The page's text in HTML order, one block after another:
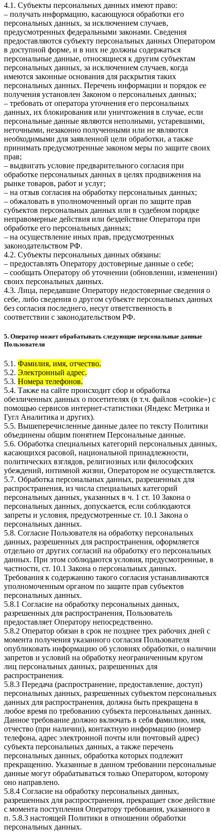
4.1. Субъекты персональных данных имеют право:
– получать информацию, касающуюся обработки его
персональных данных, за исключением случаев,
предусмотренных федеральными законами. Сведения
предоставляются субъекту персональных данных Оператором
в доступной форме, и в них не должны содержаться
персональные данные, относящиеся к другим субъектам
персональных данных, за исключением случаев, когда
имеются законные основания для раскрытия таких
персональных данных. Перечень информации и порядок ее
получения установлен Законом о персональных данных;
– требовать от оператора уточнения его персональных
данных, их блокирования или уничтожения в случае, если
персональные данные являются неполными, устаревшими,
неточными, незаконно полученными или не являются
необходимыми для заявленной цели обработки, а также
принимать предусмотренные законом меры по защите своих
прав;
– выдвигать условие предварительного согласия при
обработке персональных данных в целях продвижения на
рынке товаров, работ и услуг;
– на отзыв согласия на обработку персональных данных;
– обжаловать в уполномоченный орган по защите прав
субъектов персональных данных или в судебном порядке
неправомерные действия или бездействие Оператора при
обработке его персональных данных;
– на осуществление иных прав, предусмотренных
законодательством РФ.
4.2. Субъекты персональных данных обязаны:
– предоставлять Оператору достоверные данные о себе;
– сообщать Оператору об уточнении (обновлении, изменении)
своих персональных данных.
4.3. Лица, передавшие Оператору недостоверные сведения о
себе, либо сведения о другом субъекте персональных данных
без согласия последнего, несут ответственность в
соответствии с законодательством РФ.
5. Оператор может обрабатывать следующие персональные данные
Пользователя
5.1. Фамилия, имя, отчество.
5.2. Электронный адрес.
5.3. Номера телефонов.
5.4. Также на сайте происходит сбор и обработка
обезличенных данных о посетителях (в т.ч. файлов «cookie») с
помощью сервисов интернет-статистики (Яндекс Метрика и
Гугл Аналитика и других).
5.5. Вышеперечисленные данные далее по тексту Политики
объединены общим понятием Персональные данные.
5.6. Обработка специальных категорий персональных данных,
касающихся расовой, национальной принадлежности,
политических взглядов, религиозных или философских
убеждений, интимной жизни, Оператором не осуществляется.
5.7. Обработка персональных данных, разрешенных для
распространения, из числа специальных категорий
персональных данных, указанных в ч. 1 ст. 10 Закона о
персональных данных, допускается, если соблюдаются
запреты и условия, предусмотренные ст. 10.1 Закона о
персональных данных.
5.8. Согласие Пользователя на обработку персональных
данных, разрешенных для распространения, оформляется
отдельно от других согласий на обработку его персональных
данных. При этом соблюдаются условия, предусмотренные, в
частности, ст. 10.1 Закона о персональных данных.
Требования к содержанию такого согласия устанавливаются
уполномоченным органом по защите прав субъектов
персональных данных.
5.8.1 Согласие на обработку персональных данных,
разрешенных для распространения, Пользователь
предоставляет Оператору непосредственно.
5.8.2 Оператор обязан в срок не позднее трех рабочих дней с
момента получения указанного согласия Пользователя
опубликовать информацию об условиях обработки, о наличии
запретов и условий на обработку неограниченным кругом
лиц персональных данных, разрешенных для
распространения.
5.8.3 Передача (распространение, предоставление, доступ)
персональных данных, разрешенных субъектом персональных
данных для распространения, должна быть прекращена в
любое время по требованию субъекта персональных данных.
Данное требование должно включать в себя фамилию, имя,
отчество (при наличии), контактную информацию (номер
телефона, адрес электронной почты или почтовый адрес)
субъекта персональных данных, а также перечень
персональных данных, обработка которых подлежит
прекращению. Указанные в данном требовании персональные
данные могут обрабатываться только Оператором, которому
оно направлено.
5.8.4 Согласие на обработку персональных данных,
разрешенных для распространения, прекращает свое действие
с момента поступления Оператору требования, указанного в
п. 5.8.3 настоящей Политики в отношении обработки
персональных данных.